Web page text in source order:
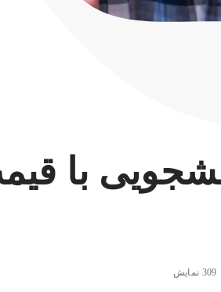
با
309 نمایش